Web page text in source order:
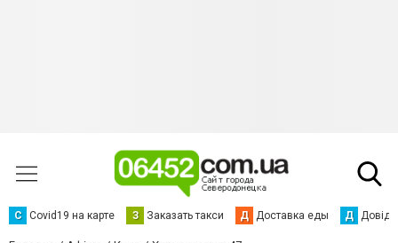
С Сovid19 на карте З Заказать такси Д Доставка еды Д